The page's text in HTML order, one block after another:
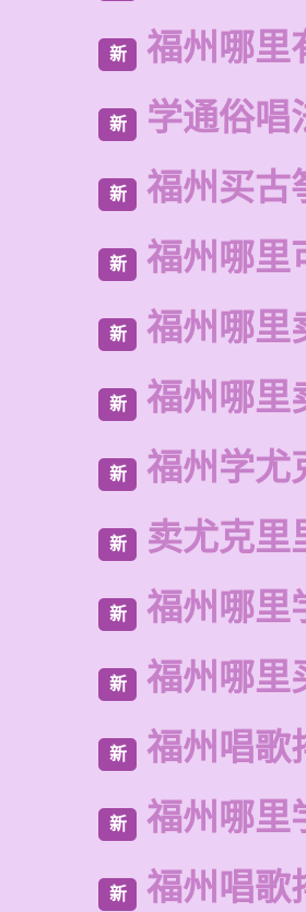
新 福州哪里
新 学通俗唱
新 福州买古
新 福州哪里
新 福州哪里
新 福州哪里
新 福州学尤
新 卖尤克里
新 福州哪里
新 福州哪里
新 福州唱歌
新 福州哪里
新 福州唱歌